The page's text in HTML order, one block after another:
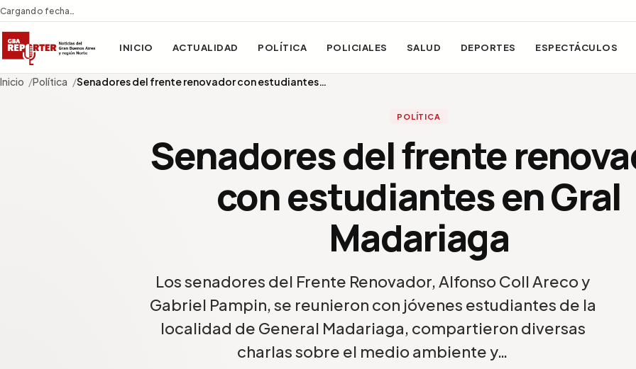
Cargando fecha…
INICIO ACTUALIDAD POLÍTICA POLICIALES SALUD DEPORTES ESPECTÁCULOS
Inicio Política Senadores del frente renovador con estudiantes…
POLÍTICA
Senadores del frente
con estudiantes en Gral
Madariaga
Los senadores del Frente Renovador, Alfonso Coll Areco y
Gabriel Pampin, se reunieron con jóvenes estudiantes de la
localidad de General Madariaga, compartieron diversas
charlas sobre el medio ambiente y…